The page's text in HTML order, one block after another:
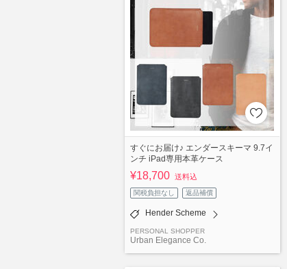
すぐにお届け♪ エンダースキーマ 9.7イ
ンチ iPad専用本革ケース
¥18,700 送料込
関税負担なし 返品補償
Hender Scheme
PERSONAL SHOPPER
Urban Elegance Co.